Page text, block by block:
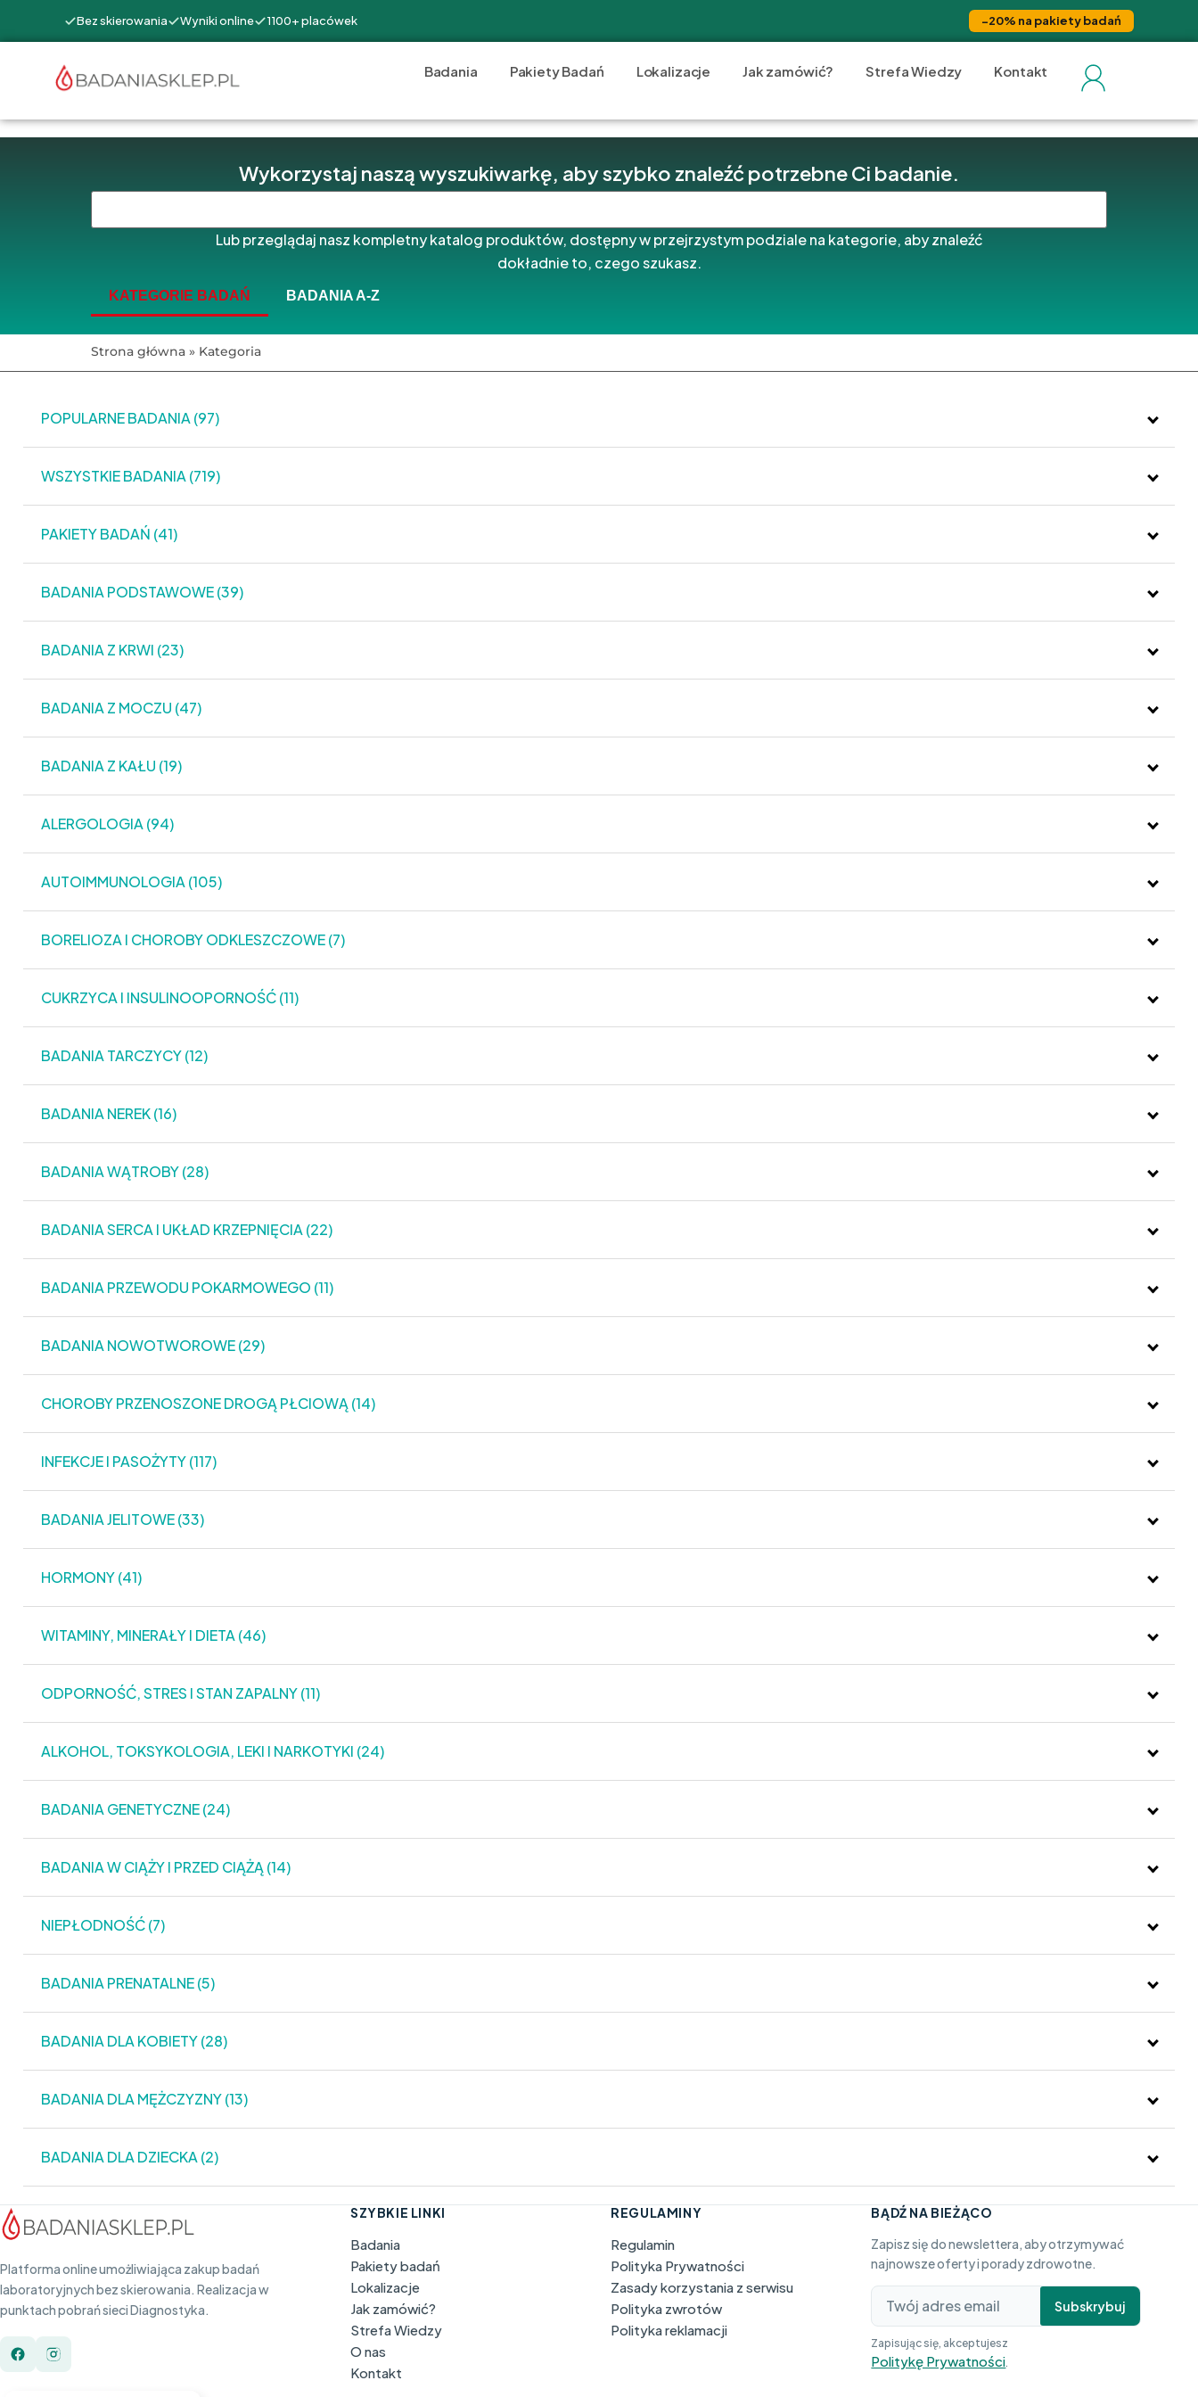
Bez skierowania Wyniki online 1100+ placówek −20% na pakiety badań
Badania Pakiety Badań Lokalizacje Jak zamówić? Strefa Wiedzy Kontakt
Wykorzystaj naszą wyszukiwarkę, aby szybko znaleźć potrzebne Ci badanie.
Lub przeglądaj nasz kompletny katalog produktów, dostępny w przejrzystym podziale na kategorie, aby znaleźć
dokładnie to, czego szukasz.
KATEGORIE BADAŃ BADANIA A-Z
Strona główna » Kategoria
POPULARNE BADANIA (97)
WSZYSTKIE BADANIA (719)
PAKIETY BADAŃ (41)
BADANIA PODSTAWOWE (39)
BADANIA Z KRWI (23)
BADANIA Z MOCZU (47)
BADANIA Z KAŁU (19)
ALERGOLOGIA (94)
AUTOIMMUNOLOGIA (105)
BORELIOZA I CHOROBY ODKLESZCZOWE (7)
CUKRZYCA I INSULINOOPORNOŚĆ (11)
BADANIA TARCZYCY (12)
BADANIA NEREK (16)
BADANIA WĄTROBY (28)
BADANIA SERCA I UKŁAD KRZEPNIĘCIA (22)
BADANIA PRZEWODU POKARMOWEGO (11)
BADANIA NOWOTWOROWE (29)
CHOROBY PRZENOSZONE DROGĄ PŁCIOWĄ (14)
INFEKCJE I PASOŻYTY (117)
BADANIA JELITOWE (33)
HORMONY (41)
WITAMINY, MINERAŁY I DIETA (46)
ODPORNOŚĆ, STRES I STAN ZAPALNY (11)
ALKOHOL, TOKSYKOLOGIA, LEKI I NARKOTYKI (24)
BADANIA GENETYCZNE (24)
BADANIA W CIĄŻY I PRZED CIĄŻĄ (14)
NIEPŁODNOŚĆ (7)
BADANIA PRENATALNE (5)
BADANIA DLA KOBIETY (28)
BADANIA DLA MĘŻCZYZNY (13)
BADANIA DLA DZIECKA (2)
Platforma online umożliwiająca zakup badań
laboratoryjnych bez skierowania. Realizacja w
punktach pobrań sieci Diagnostyka.
SZYBKIE LINKI
Badania
Pakiety badań
Lokalizacje
Jak zamówić?
Strefa Wiedzy
O nas
Kontakt
REGULAMINY
Regulamin
Polityka Prywatności
Zasady korzystania z serwisu
Polityka zwrotów
Polityka reklamacji
BĄDŹ NA BIEŻĄCO
Zapisz się do newslettera, aby otrzymywać
najnowsze oferty i porady zdrowotne.
Subskrybuj
Zapisując się, akceptujesz
Politykę Prywatności.